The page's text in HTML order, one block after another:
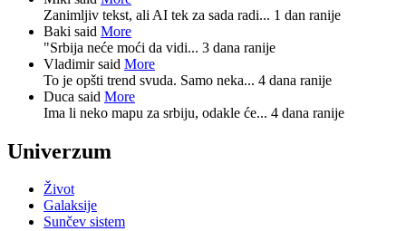
Zanimljiv tekst, ali AI tek za sada radi... 1 dan ranije
Baki said More
"Srbija neće moći da vidi... 3 dana ranije
Vladimir said More
To je opšti trend svuda. Samo neka... 4 dana ranije
Duca said More
Ima li neko mapu za srbiju, odakle će... 4 dana ranije
Univerzum
Život
Galaksije
Sunčev sistem